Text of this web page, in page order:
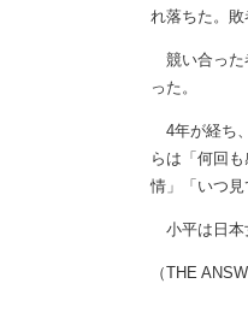
れ落ちた。
競い合った
った。
4年が経ち
らは「何回
情」「いつ
小平は日本
（THE